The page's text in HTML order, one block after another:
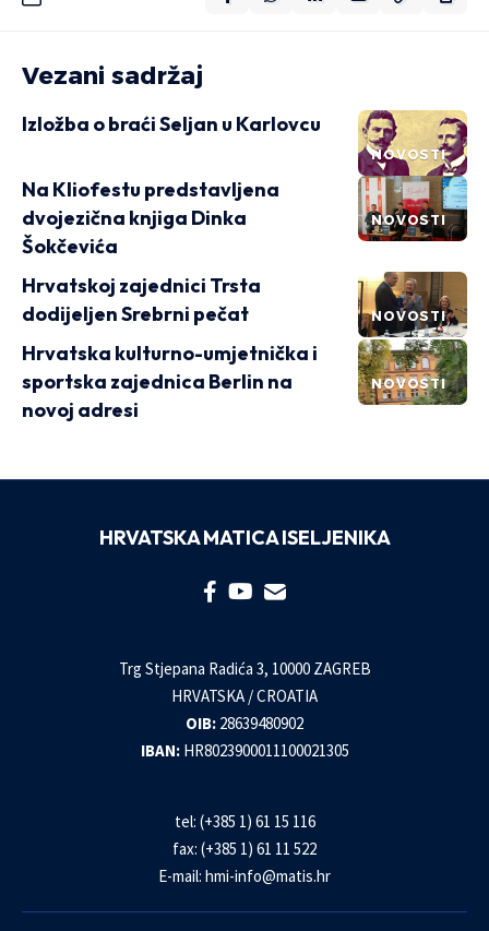
Vezani sadržaj
NOVOSTI
Izložba o braći Seljan u Karlovcu
NOVOSTI
Na Kliofestu predstavljena
dvojezična knjiga Dinka
Šokčevića
NOVOSTI
Hrvatskoj zajednici Trsta
dodijeljen Srebrni pečat
NOVOSTI
Hrvatska kulturno-umjetnička i
sportska zajednica Berlin na
novoj adresi
HRVATSKA MATICA ISELJENIKA
Trg Stjepana Radića 3, 10000 ZAGREB
HRVATSKA / CROATIA
OIB: 28639480902
IBAN: HR8023900011100021305
tel: (+385 1) 61 15 116
fax: (+385 1) 61 11 522
E-mail: hmi-info@matis.hr